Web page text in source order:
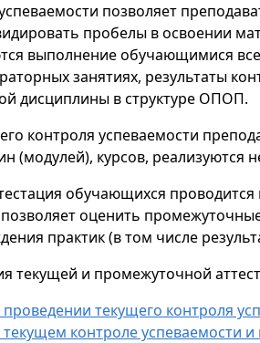
позволяет
пробелы в освоении
выполнение обучающимися
занятиях, результаты
дисциплины в структуре ОПОП.
контроля успеваемости
(модулей), курсов,
обучающихся
оценить
практик (в том числе
текущей и промежуточной
текущего контроля
контроле успеваемости